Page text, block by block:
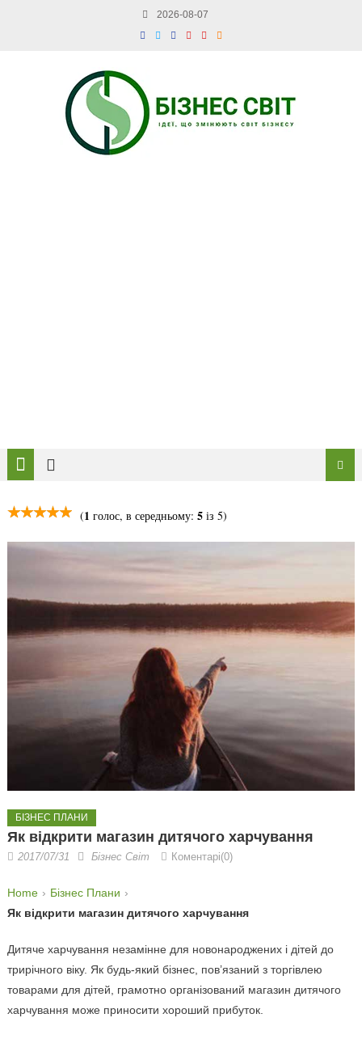
2026-08-07
(1 голос, в середньому: 5із 5)
БІЗНЕС ПЛАНИ
Як відкрити магазин дитячого харчування
2017/07/31 Бізнес Світ Коментарі(0)
Home
Бізнес Плани
Як відкрити магазин дитячого харчування
Дитяче харчування незамінне для новонароджених і дітей до
трирічного віку. Як будь-який бізнес, пов’язаний з торгівлею
товарами для дітей, грамотно організований магазин дитячого
харчування може приносити хороший прибуток.